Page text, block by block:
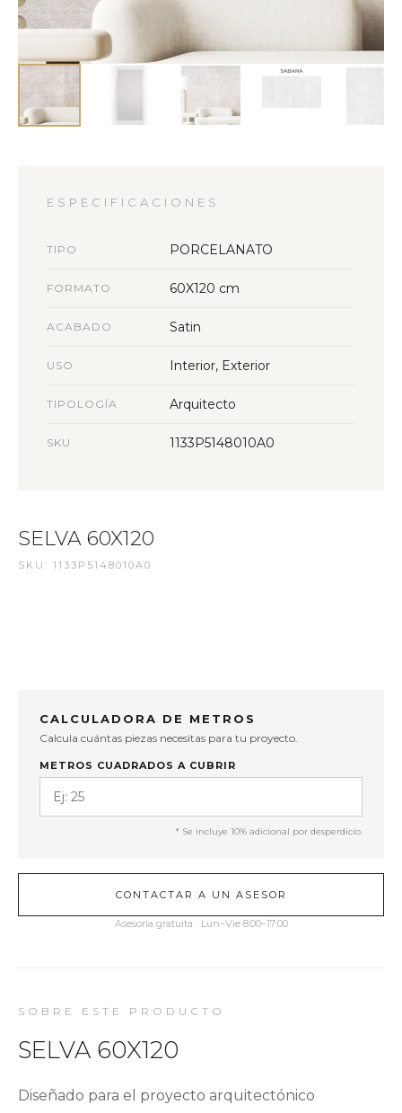
ESPECIFICACIONES
TIPO PORCELANATO
FORMATO 60X120 cm
ACABADO Satin
USO Interior, Exterior
TIPOLOGÍA Arquitecto
SKU 1133P5148010A0
SELVA 60X120
SKU: 1133P5148010A0
CALCULADORA DE METROS
Calcula cuántas piezas necesitas para tu proyecto.
METROS CUADRADOS A CUBRIR
* Se incluye 10% adicional por desperdicio.
CONTACTAR A UN ASESOR
Asesoría gratuita · Lun–Vie 8:00–17:00
SOBRE ESTE PRODUCTO
SELVA 60X120
Diseñado para el proyecto arquitectónico